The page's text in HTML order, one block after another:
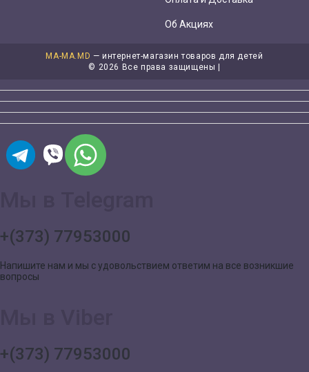
Об Акциях
MA-MA.MD — интернет-магазин товаров для детей
© 2026 Все права защищены |
+(373) 77953000
Напишите нам и мы с удовольствием ответим на все возникшие
вопросы
+(373) 77953000